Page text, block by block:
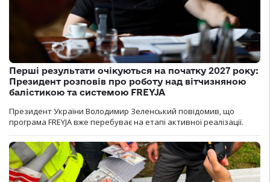
Перші результати очікуються на початку 2027 року:
Президент розповів про роботу над вітчизняною
балістикою та системою FREYJA
Президент України Володимир Зеленський повідомив, що
програма FREYJA вже перебуває на етапі активної реалізації.